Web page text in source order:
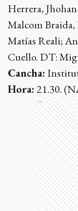
Herrera,
Malcom
Matías Reali;
Cuello. DT:
Cancha:
Hora: 21.30.
Ads